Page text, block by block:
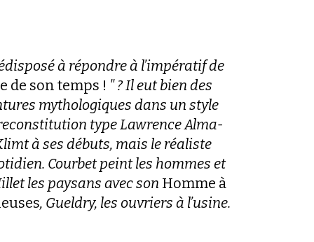
à répondre à l’impératif de
de son temps ! " ? Il eut bien des
mythologiques dans un style
type Lawrence Alma-
à ses débuts, mais le réaliste
Courbet peint les hommes et
les paysans avec son Homme à
, Gueldry, les ouvriers à l’usine.